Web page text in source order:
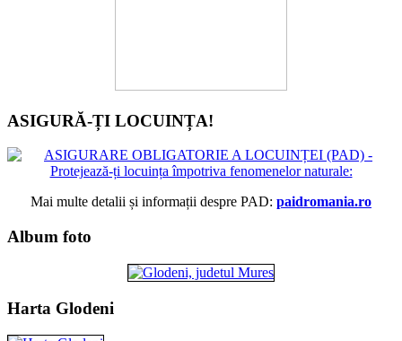
ASIGURĂ-ȚI LOCUINȚA!
Mai multe detalii și informații despre PAD: paidromania.ro
Album foto
Harta Glodeni